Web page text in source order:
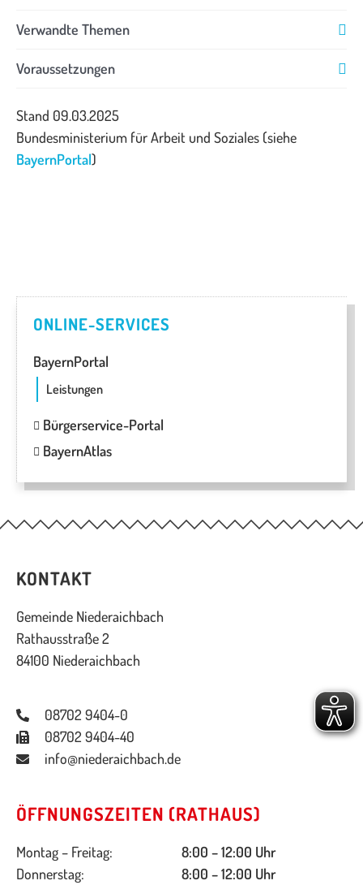
Verwandte Themen
Voraussetzungen
Stand 09.03.2025
Bundesministerium für Arbeit und Soziales (siehe
BayernPortal)
ONLINE-SERVICES
BayernPortal
Leistungen
Bürgerservice-Portal
BayernAtlas
KONTAKT
Gemeinde Niederaichbach
Rathausstraße 2
84100 Niederaichbach
08702 9404-0
08702 9404-40
info@niederaichbach.de
ÖFFNUNGSZEITEN (RATHAUS)
Montag – Freitag:
8:00 – 12:00 Uhr
Donnerstag:
8:00 – 12:00 Uhr